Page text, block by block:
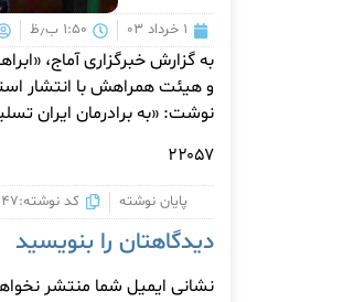
۱ خرداد ۰۳ ۱:۵۰ ب٫ظ
به گزارش خبرگزاری آماج،
و هیئت همراهش با انتشار
نوشت: «به برادرمان ایران
۲۲۰۵۷
پایان نوشته کد نوشته:9547
دیدگاهتان را بنویسید
نشانی ایمیل شما منتشر